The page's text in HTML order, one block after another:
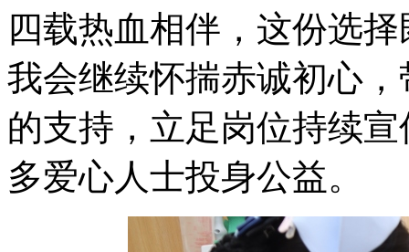
四载热血相伴，这份选
我会继续怀揣赤诚初心
的支持，立足岗位持续
多爱心人士投身公益。